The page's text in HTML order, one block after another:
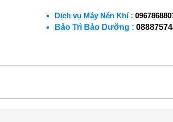
Dịch vụ Máy Nén Khí :
Bảo Trì Bảo Dưỡng :